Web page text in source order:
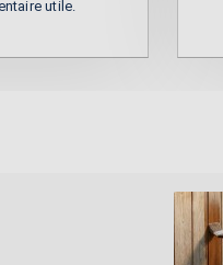
utile.